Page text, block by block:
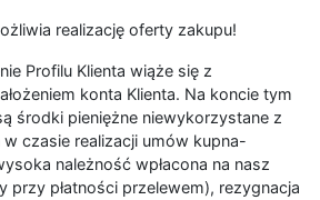
realizację oferty zakupu!
Profilu Klienta wiąże się z
konta Klienta. Na koncie tym
środki pieniężne niewykorzystane z
czasie realizacji umów kupna-
należność wpłacona na nasz
przy płatności przelewem), rezygnacja